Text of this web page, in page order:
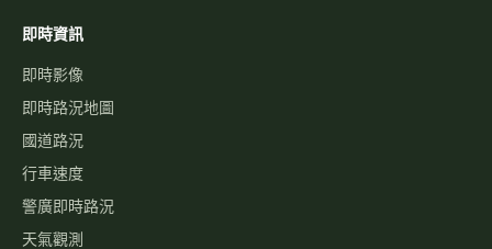
即時資訊
即時影像
即時路況地圖
國道路況
行車速度
警廣即時路況
天氣觀測